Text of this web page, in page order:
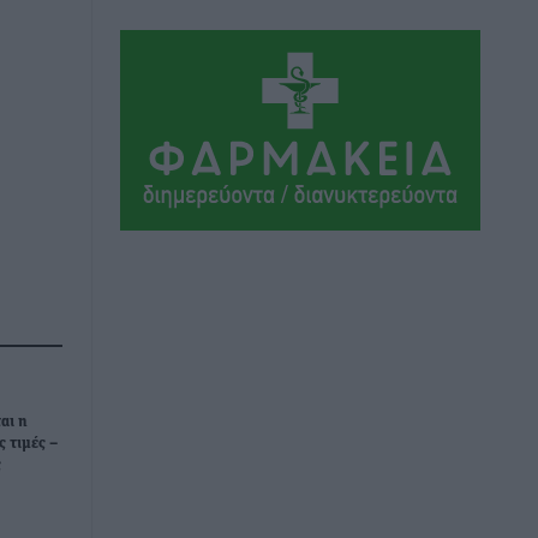
η
τιμές –
πριν 7 ώρες
Πλούσιο πολιτιστικό πρόγραμμα τον
Αύγουστο από τον Δήμο Ρόδου
Πολιτιστικά• πριν 7 ώρες